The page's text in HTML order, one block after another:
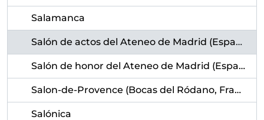
Salamanca
Salón de actos del Ateneo de Madrid (España)
Salón de honor del Ateneo de Madrid (España)
Salon-de-Provence (Bocas del Ródano, Francia)
Salónica